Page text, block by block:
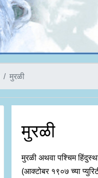
मुरळी
मुरळी
मुरळी अथवा पश्चिम
(आक्टोबर १९०७ च्या